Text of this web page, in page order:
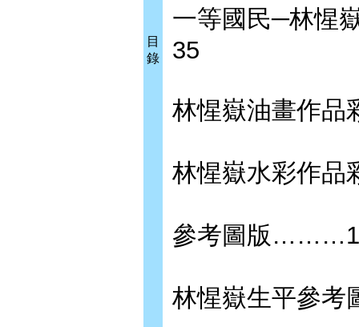
目
錄
一等國民─林惺
35
林惺嶽油畫作
林惺嶽水彩作
參考圖版
林惺嶽生平參